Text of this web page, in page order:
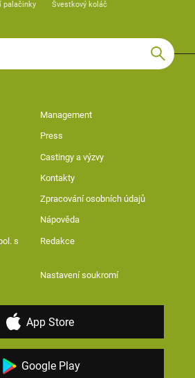
palačinky Švestkový koláč
Management
Press
Castingy a výzvy
Kontakty
Zpracování osobních údajů
Nápověda
s
Redakce
Nastavení soukromí
App Store
Google Play